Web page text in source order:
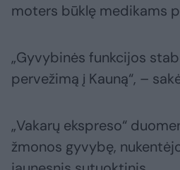
moters būklę medikams
„Gyvybinės funkcijos
pervežimą į Kauną“, –
„Vakarų ekspreso“
žmonos gyvybę,